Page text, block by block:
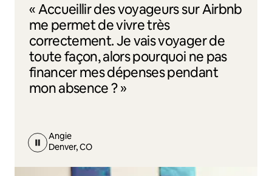
« Accueillir des voyageurs sur Airbnb
me permet de vivre très
correctement. Je vais voyager de
toute façon, alors pourquoi ne pas
financer mes dépenses pendant
mon absence ? »
Angie
Denver, CO